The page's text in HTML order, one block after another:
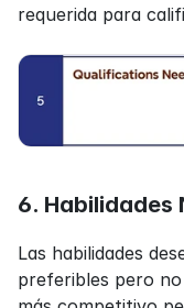
requerida para
6. Habilidades
Las habilidades
preferibles pero